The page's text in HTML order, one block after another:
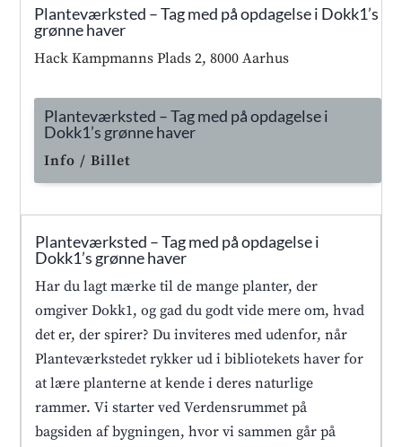
Planteværksted – Tag med på opdagelse i Dokk1’s
grønne haver
Hack Kampmanns Plads 2, 8000 Aarhus
Planteværksted – Tag med på opdagelse i
Dokk1’s grønne haver
Info / Billet
Planteværksted – Tag med på opdagelse i
Dokk1’s grønne haver
Har du lagt mærke til de mange planter, der
omgiver Dokk1, og gad du godt vide mere om, hvad
det er, der spirer? Du inviteres med udenfor, når
Planteværkstedet rykker ud i bibliotekets haver for
at lære planterne at kende i deres naturlige
rammer. Vi starter ved Verdensrummet på
bagsiden af bygningen, hvor vi sammen går på